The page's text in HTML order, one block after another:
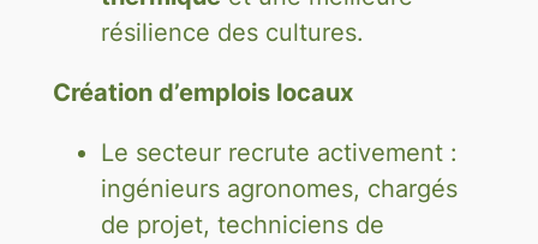
résilience des cultures.
Création d’emplois locaux
Le secteur recrute activement :
ingénieurs agronomes, chargés
de projet, techniciens de